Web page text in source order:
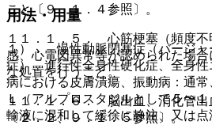
こと〔９．１．４参照〕。
１１．１．５． 心筋梗塞（頻度不
感、心電図異常等が認められた場
な処置を行うこと。
１１．１．６． 脳出血、消化管出
〔２．２、９．１．５参照〕。
用法・用量
１）． 慢性動脈閉塞症（バージャ
症）、進行性全身性硬化症、全身
病における皮膚潰瘍、振動病：通
Ｌ（アルプロスタジルとして５〜
輸液に混和して緩徐に静注、又は点